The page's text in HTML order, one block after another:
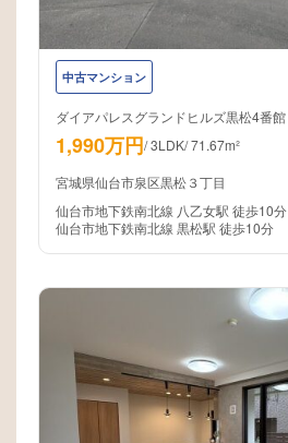
中古マンション
ダイアパレスグランドヒルズ黒松4番館
1,990万円/3LDK/71.67m²
宮城県仙台市泉区黒松３丁目
仙台市地下鉄南北線 八乙女駅 徒歩10分
仙台市地下鉄南北線 黒松駅 徒歩10分